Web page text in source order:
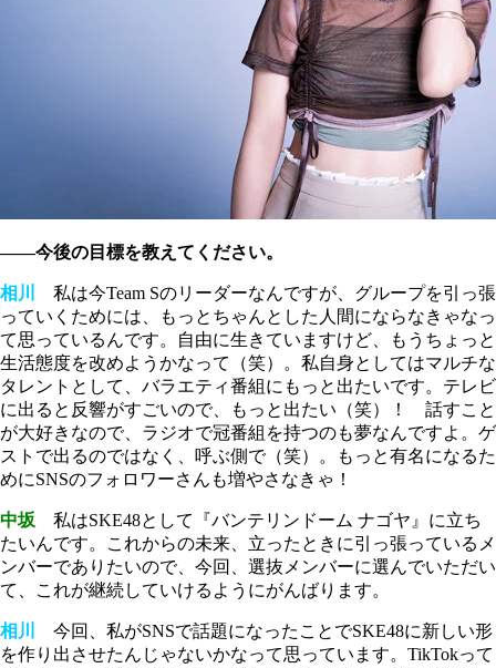
――今後の目標を教えてください。
相川
私は今Team Sのリーダーなんですが、グループを引っ張
っていくためには、もっとちゃんとした人間にならなきゃなっ
て思っているんです。自由に生きていますけど、もうちょっと
生活態度を改めようかなって（笑）。私自身としてはマルチな
タレントとして、バラエティ番組にもっと出たいです。テレビ
に出ると反響がすごいので、もっと出たい（笑）！ 話すこと
が大好きなので、ラジオで冠番組を持つのも夢なんですよ。ゲ
ストで出るのではなく、呼ぶ側で（笑）。もっと有名になるた
めにSNSのフォロワーさんも増やさなきゃ！
中坂 私はSKE48として『バンテリンドーム ナゴヤ』に立ち
たいんです。これからの未来、立ったときに引っ張っているメ
ンバーでありたいので、今回、選抜メンバーに選んでいただい
て、これが継続していけるようにがんばります。
相川
今回、私がSNSで話題になったことでSKE48に新しい形
を作り出させたんじゃないかなって思っています。TikTokって